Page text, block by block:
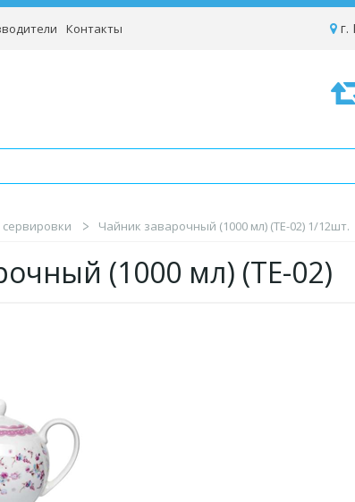
Контакты г.
Чайник заварочный (1000 мл) (TE-02) 1/12шт.
(1000 мл) (TE-02)